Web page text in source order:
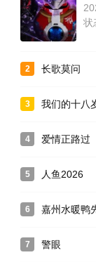
小说恶毒女配后，她
编。1班女学霸苍舒
的６部中篇小说改
状
2 长歌莫问
3 我们的十八
4 爱情正路过
5 人鱼2026
6 嘉州水暖鸭
7 警眼